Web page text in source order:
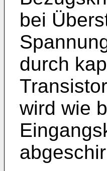
bei
durch
wird wie